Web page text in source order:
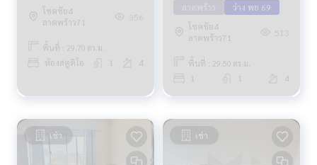
โชคชัย4
ลาดพร้าว71
356
พื้นที่ : 29.70 ตร.ม.
ห้องสตูดิโอ 1 4
ว่าง พย 69
โชคชัย4
ลาดพร้าว71
513
พื้นที่ : 29.50 ตร.ม.
1 1 4
เช่า เช่า